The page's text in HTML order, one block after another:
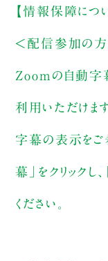
【情報保障につい
＜配信参加の方
Zoomの自動字
利用いただけます
字幕の表示をご
幕」をクリックし
ください。